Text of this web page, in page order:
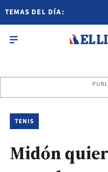
TEMAS DEL DÍA:
TENIS
Midón